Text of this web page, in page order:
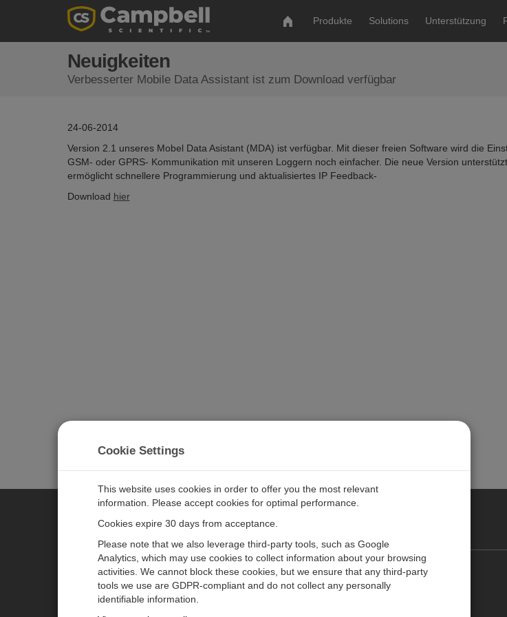
Produkte Solutions Unterstützung
Neuigkeiten
Verbesserter Mobile Data Assistant ist zum Download verfügbar
24-06-2014
Version 2.1 unseres Mobel Data Asistant (MDA) ist verfügbar. Mit dieser freien Software wird die
GSM- oder GPRS- Kommunikation mit unseren Loggern noch einfacher. Die neue Version
ermöglicht schnellere Programmierung und aktualisiertes IP Feedback-
Download hier
CAMPBELL SCIENTIFIC GERMANY
Produkte
Pressemitteilungen Kontakt
Cookie Settings
This website uses cookies in order to offer you the most relevant
information. Please accept cookies for optimal performance.
Cookies expire 30 days from acceptance.
Please note that we also leverage third-party tools, such as Google
Analytics, which may use cookies to collect information about your browsing
activities. We cannot block these cookies, but we ensure that any third-party
tools we use are GDPR-compliant and do not collect any personally
identifiable information.